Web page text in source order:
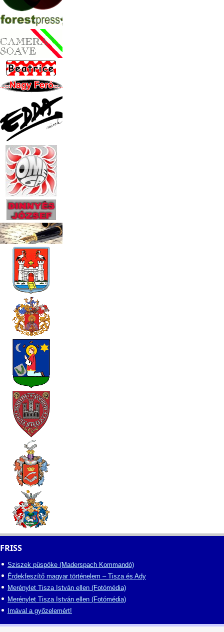
FRISS
Sziszek püspöke (Maderspach Kommandó)
Érdekfeszítő magyar történelem – Tisza és Ady
Merénylet Tisza István ellen (Fotómédia)
Merénylet Tisza István ellen (Fotómédia)
Imával a győzelemért!